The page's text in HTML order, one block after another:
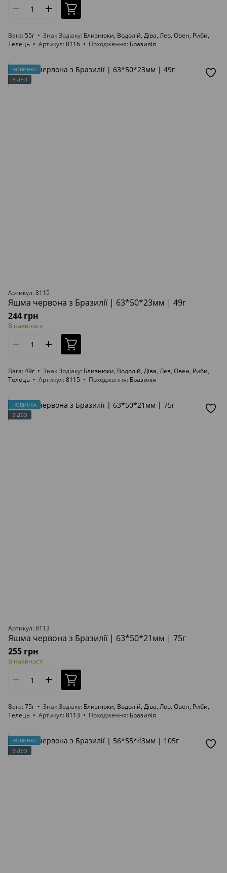
Вага 55г Знак Зодіаку Близнюки, Водолій, Діва, Лев, Овен, Риби,
Телець
Артикул 8116 Походження Бразилія
НОВИНКА
ВІДЕО
Артикул: 8115
Яшма червона з Бразилії | 63*50*23мм | 49г
244 грн
В наявності
Вага 49г Знак Зодіаку Близнюки, Водолій, Діва, Лев, Овен, Риби,
Телець
Артикул 8115 Походження Бразилія
НОВИНКА
ВІДЕО
Артикул: 8113
Яшма червона з Бразилії | 63*50*21мм | 75г
255 грн
В наявності
Вага 75г Знак Зодіаку Близнюки, Водолій, Діва, Лев, Овен, Риби,
Телець
Артикул 8113 Походження Бразилія
НОВИНКА
ВІДЕО